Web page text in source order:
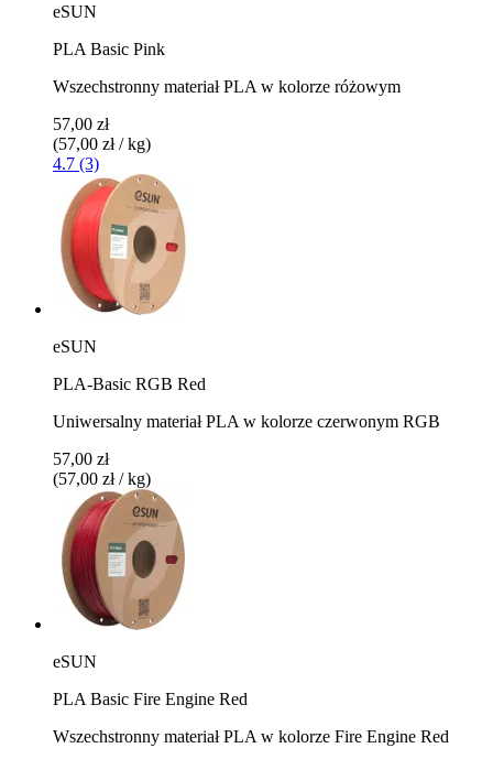
eSUN
PLA Basic Pink
Wszechstronny materiał PLA w kolorze różowym
57,00 zł
(57,00 zł / kg)
4.7 (3)
eSUN
PLA-Basic RGB Red
Uniwersalny materiał PLA w kolorze czerwonym RGB
57,00 zł
(57,00 zł / kg)
eSUN
PLA Basic Fire Engine Red
Wszechstronny materiał PLA w kolorze Fire Engine Red